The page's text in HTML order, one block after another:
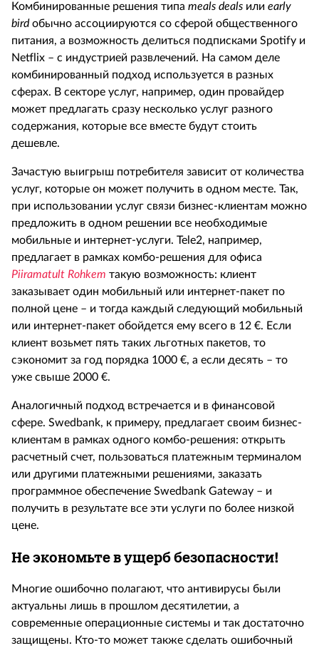
Комбинированные решения типа meals deals или early
bird обычно ассоциируются со сферой общественного
питания, а возможность делиться подписками Spotify и
Netflix – с индустрией развлечений. На самом деле
комбинированный подход используется в разных
сферах. В секторе услуг, например, один провайдер
может предлагать сразу несколько услуг разного
содержания, которые все вместе будут стоить
дешевле.
Зачастую выигрыш потребителя зависит от количества
услуг, которые он может получить в одном месте. Так,
при использовании услуг связи бизнес-клиентам можно
предложить в одном решении все необходимые
мобильные и интернет-услуги. Tele2, например,
предлагает в рамках комбо-решения для офиса
Piiramatult Rohkem такую возможность: клиент
заказывает один мобильный или интернет-пакет по
полной цене – и тогда каждый следующий мобильный
или интернет-пакет обойдется ему всего в 12 €. Если
клиент возьмет пять таких льготных пакетов, то
сэкономит за год порядка 1000 €, а если десять – то
уже свыше 2000 €.
Аналогичный подход встречается и в финансовой
сфере. Swedbank, к примеру, предлагает своим бизнес-
клиентам в рамках одного комбо-решения: открыть
расчетный счет, пользоваться платежным терминалом
или другими платежными решениями, заказать
программное обеспечение Swedbank Gateway – и
получить в результате все эти услуги по более низкой
цене.
Не экономьте в ущерб безопасности!
Многие ошибочно полагают, что антивирусы были
актуальны лишь в прошлом десятилетии, а
современные операционные системы и так достаточно
защищены. Кто-то может также сделать ошибочный